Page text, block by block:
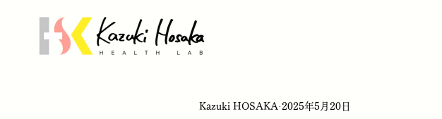
Kazuki HOSAKA 2025年5月20日